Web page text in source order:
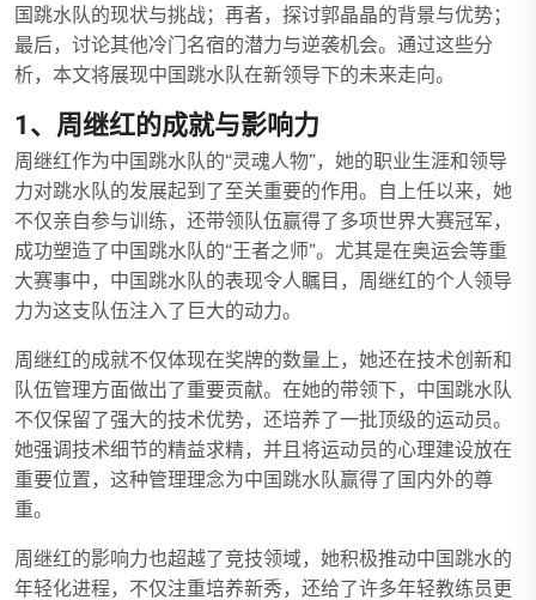
国跳水队的现状与挑战；再者，探讨郭晶晶的背景与优势；
最后，讨论其他冷门名宿的潜力与逆袭机会。通过这些分
析，本文将展现中国跳水队在新领导下的未来走向。
1、周继红的成就与影响力
周继红作为中国跳水队的“灵魂人物”，她的职业生涯和领导
力对跳水队的发展起到了至关重要的作用。自上任以来，她
不仅亲自参与训练，还带领队伍赢得了多项世界大赛冠军，
成功塑造了中国跳水队的“王者之师”。尤其是在奥运会等重
大赛事中，中国跳水队的表现令人瞩目，周继红的个人领导
力为这支队伍注入了巨大的动力。
周继红的成就不仅体现在奖牌的数量上，她还在技术创新和
队伍管理方面做出了重要贡献。在她的带领下，中国跳水队
不仅保留了强大的技术优势，还培养了一批顶级的运动员。
她强调技术细节的精益求精，并且将运动员的心理建设放在
重要位置，这种管理理念为中国跳水队赢得了国内外的尊
重。
周继红的影响力也超越了竞技领域，她积极推动中国跳水的
年轻化进程，不仅注重培养新秀，还给了许多年轻教练员更